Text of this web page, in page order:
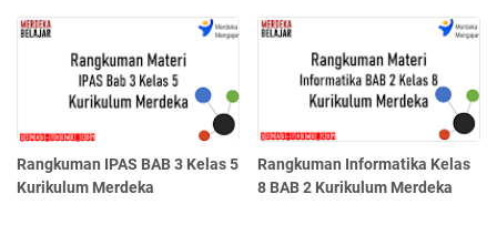
Rangkuman IPAS BAB 3 Kelas 5
Kurikulum Merdeka
Rangkuman Informatika Kelas
8 BAB 2 Kurikulum Merdeka